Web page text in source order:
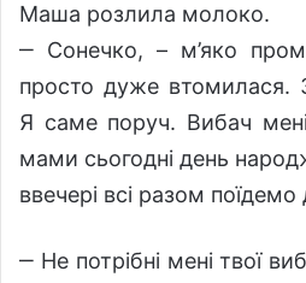
Маша розлила молоко.
‒ Сонечко, – м’яко
просто дуже втомилася.
Я саме поруч. Вибач
мами сьогодні день
ввечері всі разом поїдемо
‒ Не потрібні мені твої